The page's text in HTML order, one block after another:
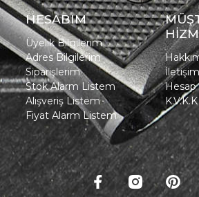
HESABIM
Üyelik Bilgilerim
Adres Bilgilerim
Siparişlerim
Stok Alarm Listem
Alışveriş Listem
Fiyat Alarm Listem
İletişim
Hesap